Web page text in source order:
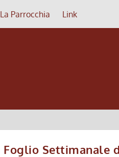
La Parrocchia Link
Foglio Settimanale